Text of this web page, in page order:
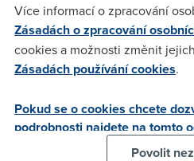
Toman(7.7.2011 01:17:53)
Já bych si Chromebook určitě
kdysi někdo napsal, bez netu
opravdu nechtěl mít data na
hacknutelné.
Více informací o zpracování
Zásadách o zpracování
cookies a možnosti změnit
Zásadách používání cookies.
Pokud se o cookies chcete
podrobnosti najdete na tomto
Povolit